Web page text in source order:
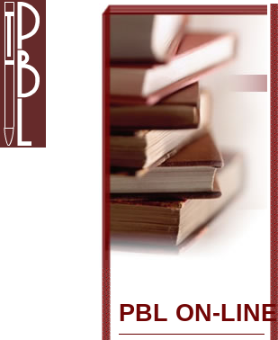
PBL ON-LINE